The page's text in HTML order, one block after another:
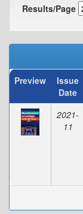
Results/Page
Preview
Issue
Date
2021-
11